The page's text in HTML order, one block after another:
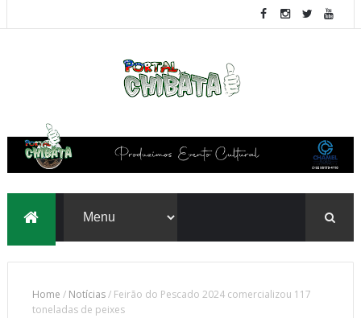
Home / Notícias/ Feirão do Pescado 2024 comercializou 117
toneladas de peixes